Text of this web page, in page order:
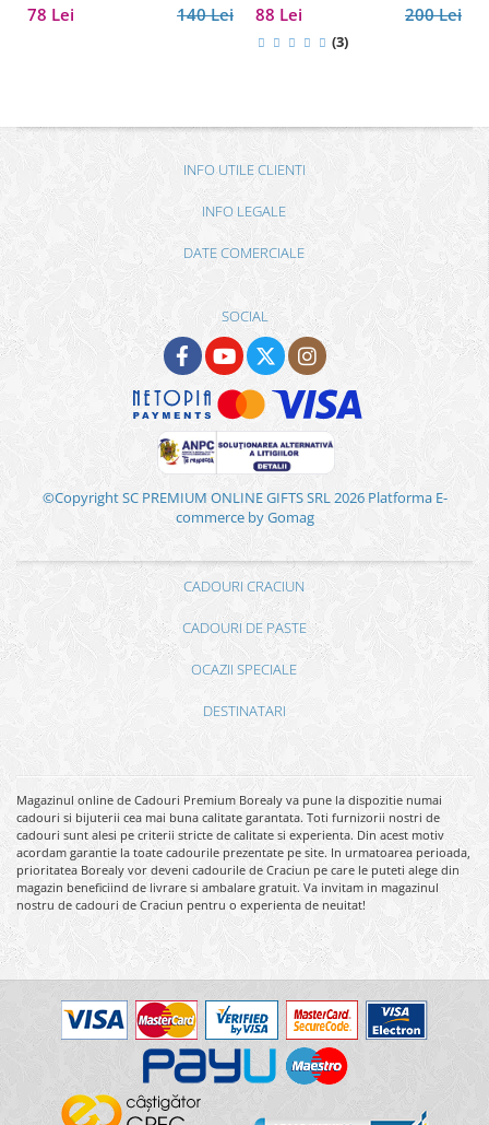
140 Lei
78 Lei 200 Lei
88 Lei
(3)
INFO UTILE CLIENTI
INFO LEGALE
DATE COMERCIALE
SOCIAL
©Copyright SC PREMIUM ONLINE GIFTS SRL 2026 Platforma E-
commerce by Gomag
CADOURI CRACIUN
CADOURI DE PASTE
OCAZII SPECIALE
DESTINATARI
Magazinul online de Cadouri Premium Borealy va pune la dispozitie numai
cadouri si bijuterii cea mai buna calitate garantata. Toti furnizorii nostri de
cadouri sunt alesi pe criterii stricte de calitate si experienta. Din acest motiv
acordam garantie la toate cadourile prezentate pe site. In urmatoarea perioada,
prioritatea Borealy vor deveni cadourile de Craciun pe care le puteti alege din
magazin beneficiind de livrare si ambalare gratuit. Va invitam in magazinul
nostru de cadouri de Craciun pentru o experienta de neuitat!